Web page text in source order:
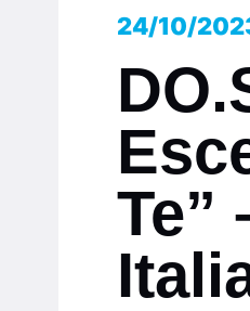
24/10/
Te”